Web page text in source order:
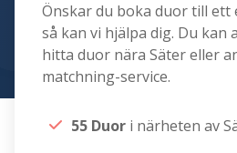
Önskar du boka duor till ett
så kan vi hjälpa dig. Du kan
hitta duor nära Säter eller
matchning-service.
55 Duor i närheten av